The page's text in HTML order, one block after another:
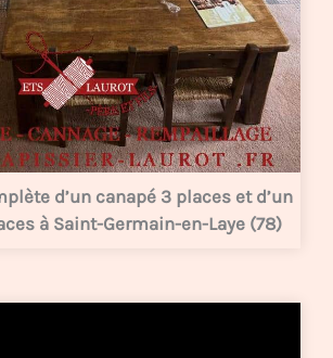
d’un canapé 3 places et d’un
à Saint-Germain-en-Laye (78)